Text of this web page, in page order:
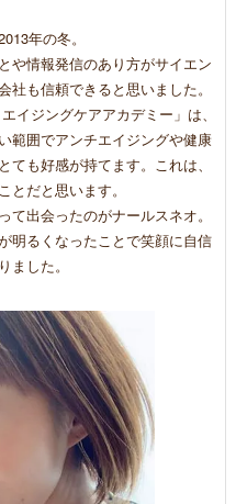
年の冬。
や情報発信のあり方がサイエン
も信頼できると思いました。
イジングケアアカデミー」は、
範囲でアンチエイジングや健康
も好感が持てます。これは、
だと思います。
て出会ったのがナールスネオ。
明るくなったことで笑顔に自信
した。